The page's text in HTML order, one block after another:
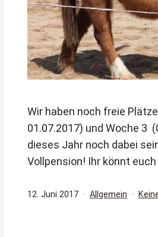
Wir haben noch freie
01.07.2017) und Woche 3
dieses Jahr noch dabei
Vollpension! Ihr könnt
Veröffentlicht
12. Juni 2017
Kategorisiert
Allgemein